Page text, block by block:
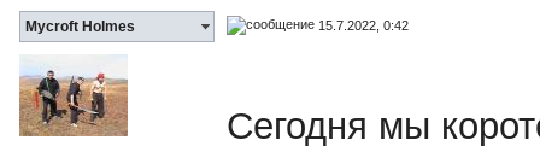
Mycroft Holmes 15.7.2022, 0:42
Сегодня мы